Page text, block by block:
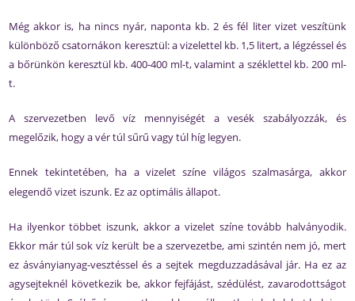
Még akkor is, ha nincs nyár, naponta kb. 2 és fél liter vizet veszítünk
különböző csatornákon keresztül: a vizelettel kb. 1,5 litert, a légzéssel és
a bőrünkön keresztül kb. 400-400 ml-t, valamint a széklettel kb. 200 ml-
t.
A szervezetben levő víz mennyiségét a vesék szabályozzák, és
megelőzik, hogy a vér túl sűrű vagy túl híg legyen.
Ennek tekintetében, ha a vizelet színe világos szalmasárga, akkor
elegendő vizet iszunk. Ez az optimális állapot.
Ha ilyenkor többet iszunk, akkor a vizelet színe tovább halványodik.
Ekkor már túl sok víz került be a szervezetbe, ami szintén nem jó, mert
ez ásványianyag-vesztéssel és a sejtek megduzzadásával jár. Ha ez az
agysejteknél következik be, akkor fejfájást, szédülést, zavarodottságot